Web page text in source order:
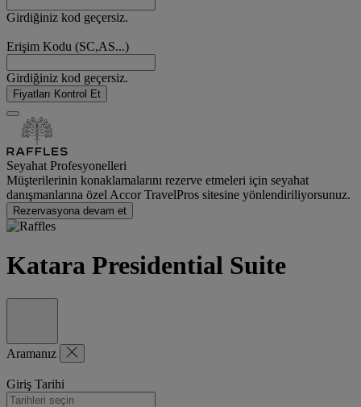
Girdiğiniz kod geçersiz.
Erişim Kodu (SC,AS...)
Girdiğiniz kod geçersiz.
Fiyatları Kontrol Et
Seyahat Profesyonelleri
Müşterilerinin konaklamalarını rezerve etmeleri için seyahat
danışmanlarına özel Accor TravelPros sitesine yönlendiriliyorsunuz.
Rezervasyona devam et
Katara Presidential Suite
Aramanız
Giriş Tarihi